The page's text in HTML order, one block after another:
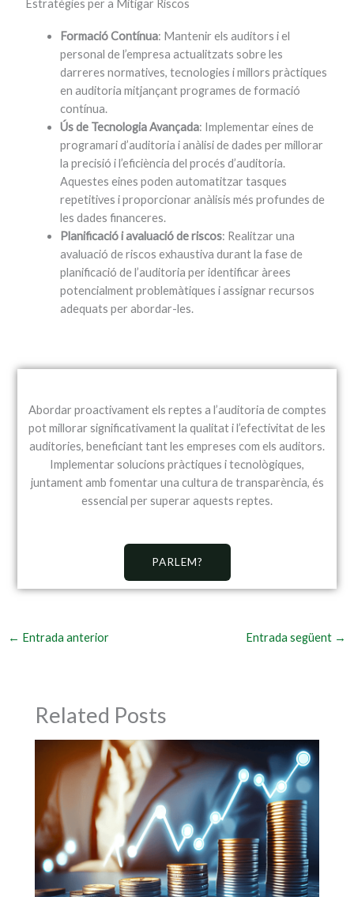
Estratègies per a Mitigar Riscos
Formació Contínua: Mantenir els auditors i el
personal de l’empresa actualitzats sobre les
darreres normatives, tecnologies i millors pràctiques
en auditoria mitjançant programes de formació
contínua.
Ús de Tecnologia Avançada: Implementar eines de
programari d’auditoria i anàlisi de dades per millorar
la precisió i l’eficiència del procés d’auditoria.
Aquestes eines poden automatitzar tasques
repetitives i proporcionar anàlisis més profundes de
les dades financeres.
Planificació i avaluació de riscos: Realitzar una
avaluació de riscos exhaustiva durant la fase de
planificació de l’auditoria per identificar àrees
potencialment problemàtiques i assignar recursos
adequats per abordar-les.
Abordar proactivament els reptes a l’auditoria de comptes
pot millorar significativament la qualitat i l’efectivitat de les
auditories, beneficiant tant les empreses com els auditors.
Implementar solucions pràctiques i tecnològiques,
juntament amb fomentar una cultura de transparència, és
essencial per superar aquests reptes.
PARLEM?
← Entrada anterior Entrada següent →
Related Posts